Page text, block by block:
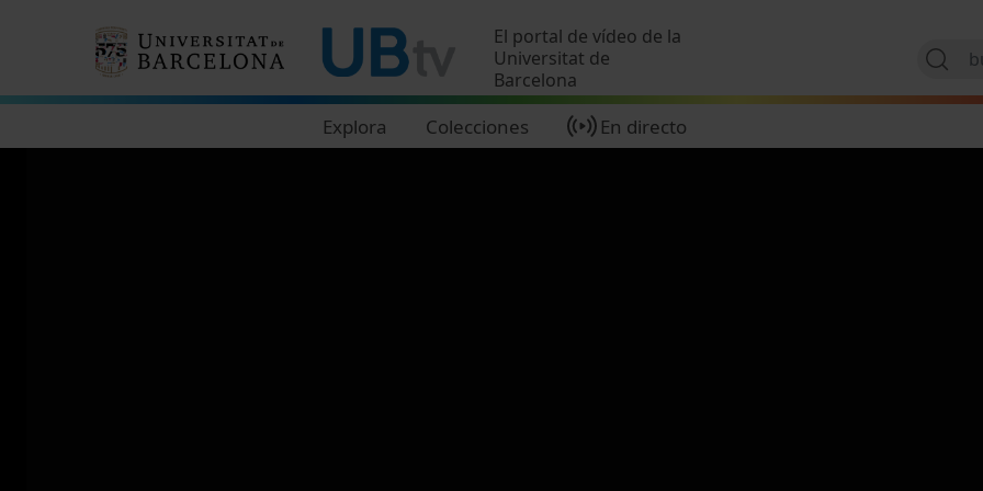
El portal de vídeo de la
Universitat de
Barcelona
Explora Colecciones En directo